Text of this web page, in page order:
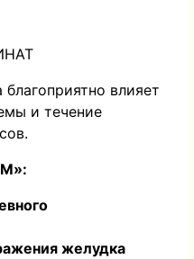
влияет
и течение
желудка